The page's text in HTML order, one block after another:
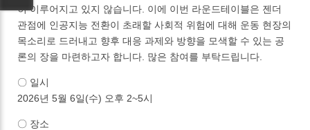
히 이루어지고 있지 않습니다. 이에 이번 라운드테이블은 젠더
관점에 인공지능 전환이 초래할 사회적 위험에 대해 운동 현장의
목소리로 드러내고 향후 대응 과제와 방향을 모색할 수 있는 공
론의 장을 마련하고자 합니다. 많은 참여를 부탁드립니다.
〇 일시
2026년 5월 6일(수) 오후 2~5시
〇 장소